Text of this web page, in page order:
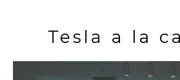
Tesla a la